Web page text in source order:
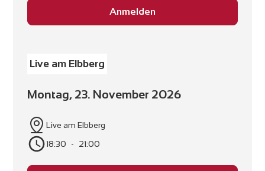
Anmelden
Montag, 23. November 2026
Live am Elbberg
Live am Elbberg
18:30
- 21:00